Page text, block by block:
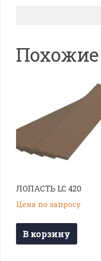
ЛОПАСТЬ LC 420
Цена по запросу
В корзину